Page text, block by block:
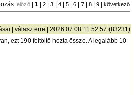
előző |1 2 3 4 5 6 7 8 9 |következő
|válasz erre | 2026.07.08 11:52:57 (83231)
ezt 190 feltöltő hozta össze. A legalább 10